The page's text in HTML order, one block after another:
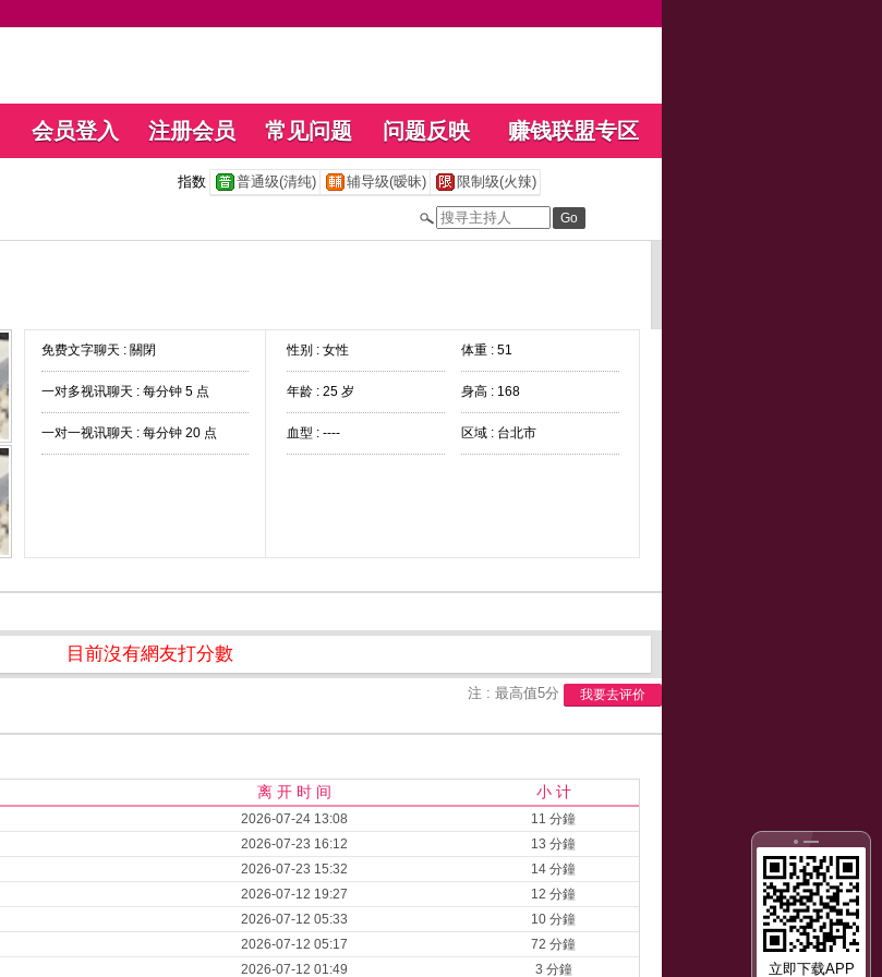
会员登入 注册会员 常见问题 问题反映 赚钱联盟专区
立即下载APP
指数 普通级(清纯) 辅导级(暧昧) 限制级(火辣)
免费文字聊天 : 關閉
一对多视讯聊天 : 每分钟 5 点
一对一视讯聊天 : 每分钟 20 点
性别 : 女性 体重 : 51
年龄 : 25 岁 身高 : 168
血型 : ---- 区域 : 台北市
目前沒有網友打分數
注 : 最高值5分 我要去评价
离 开 时 间 小 计
2026-07-24 13:08
11 分鐘
2026-07-23 16:12
13 分鐘
2026-07-23 15:32
14 分鐘
2026-07-12 19:27
12 分鐘
2026-07-12 05:33
10 分鐘
2026-07-12 05:17
72 分鐘
2026-07-12 01:49 3 分鐘